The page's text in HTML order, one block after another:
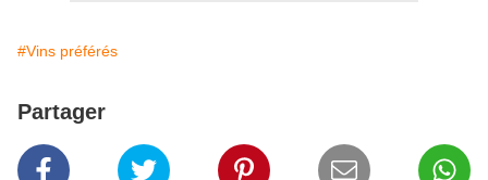
#Vins préférés
Partager